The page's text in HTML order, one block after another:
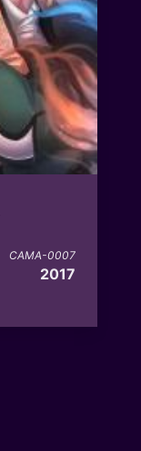
CAMA-0007
2017